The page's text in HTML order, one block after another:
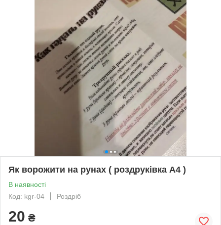
Як ворожити на рунах ( роздруківка А4 )
В наявності
Код: kgr-04
Роздріб
20 ₴